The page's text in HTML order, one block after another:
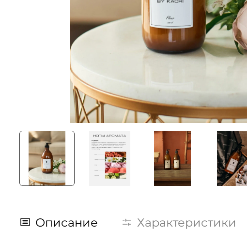
Описание Характеристики